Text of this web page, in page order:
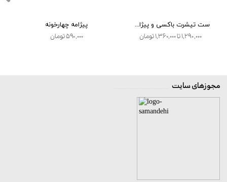
پیژامه چهارخونه
۵۹۰,۰۰۰ تومان
ست تیشرت باکسی و پیژامه (6طرح)
۱,۲۹۰,۰۰۰ تا ۱,۳۶۰,۰۰۰ تومان
مجوزهای سایت